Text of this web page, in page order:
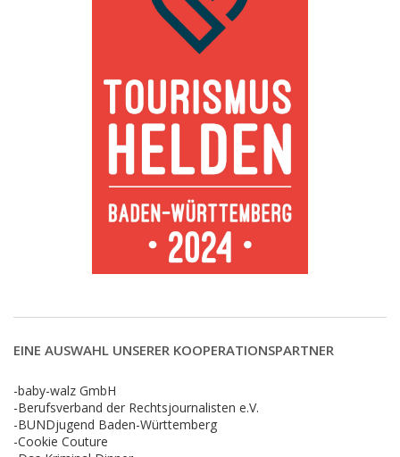
EINE AUSWAHL UNSERER KOOPERATIONSPARTNER
-baby-walz GmbH
-Berufsverband der Rechtsjournalisten e.V.
-BUNDjugend Baden-Württemberg
-Cookie Couture